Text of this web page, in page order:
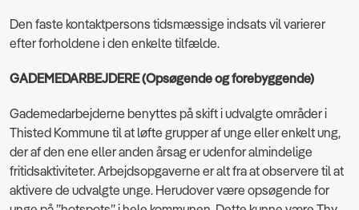
Den faste kontaktpersons tidsmæssige indsats vil varierer
efter forholdene i den enkelte tilfælde.
GADEMEDARBEJDERE (Opsøgende og forebyggende)
Gademedarbejderne benyttes på skift i udvalgte områder i
Thisted Kommune til at løfte grupper af unge eller enkelt ung,
der af den ene eller anden årsag er udenfor almindelige
fritidsaktiviteter. Arbejdsopgaverne er alt fra at observere til at
aktivere de udvalgte unge. Herudover være opsøgende for